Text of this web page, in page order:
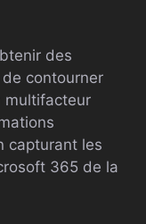
des
contourner
multifacteur
capturant les
365 de la